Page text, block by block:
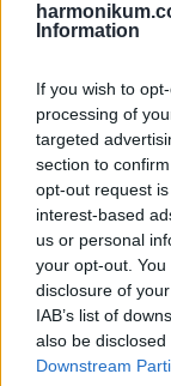
Information
If you wish to
processing of
targeted
section to
opt-out request
interest-based
us or personal
your opt-out.
disclosure of
IAB’s list of
also be
Downstream
A gazdi
a
hitte, hogy
A gazdi
valószínűtlen
De ami még
mint Emma…
ami a kavarodást
származtak, de